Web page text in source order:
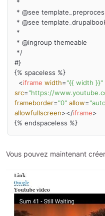
#}
{% spaceless %}
<iframe width= "{{ width }}"
src= "https://
frameborder= "0" allow=
allowfullscreen></iframe>
{% endspaceless %}
Vous pouvez maintenant